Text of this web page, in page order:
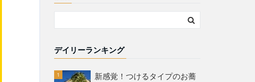
デイリーランキング
新感覚！つけるタイプのお蕎